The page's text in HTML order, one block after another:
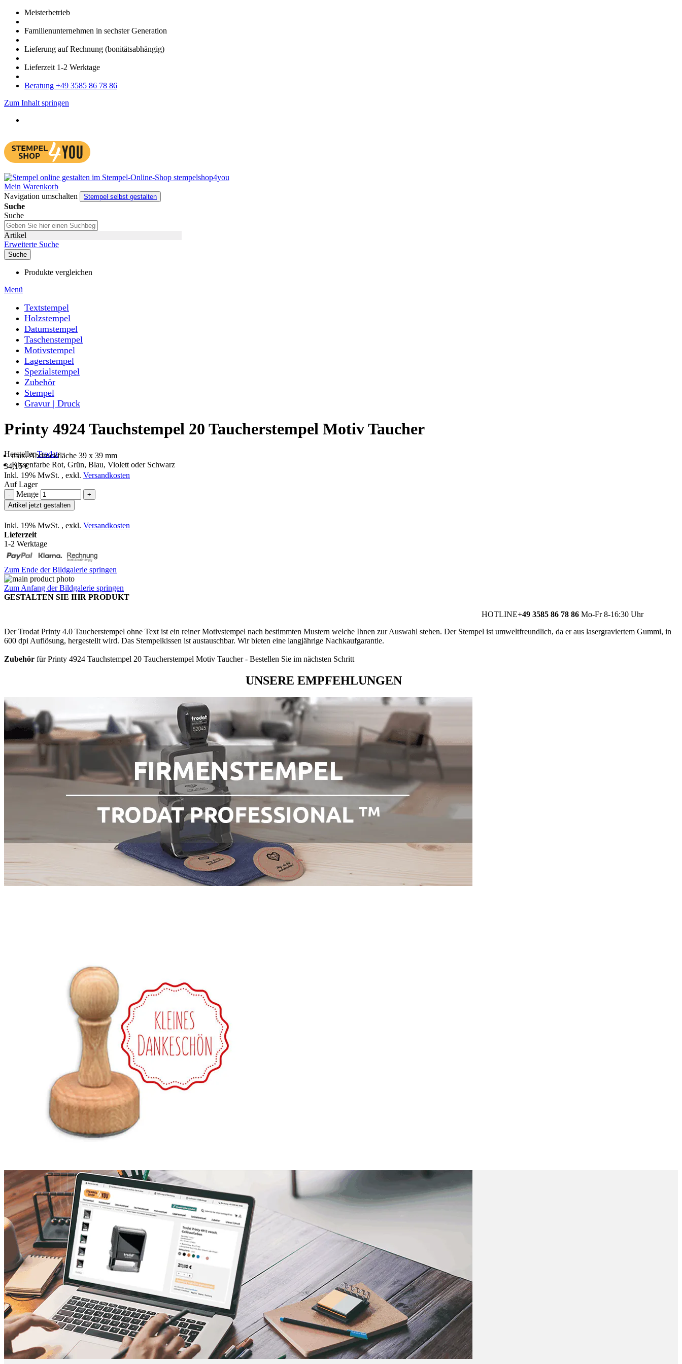
Meister­betrieb
Familien­unter­nehmen in sechster Gene­ration
Lieferung auf Rech­nung (bonitätsabhängig)
Liefer­zeit 1-2 Werk­tage
Bera­tung +49 3585 86 78 86
Zum Inhalt springen
Mein Warenkorb
Navigation umschalten
Stempel selbst gestalten
Suche
Suche
Artikel
Erweiterte Suche
Suche
Produkte vergleichen
Menü
Textstempel
Holzstempel
Datumstempel
Taschenstempel
Motivstempel
Lagerstempel
Spezialstempel
Zubehör
Stempel
Gravur | Druck
Printy 4924 Tauchstempel 20 Taucherstempel Motiv Taucher
HerstellerTrodat
max. Abdruckfläche 39 x 39 mm
Kissenfarbe Rot, Grün, Blau, Violett oder Schwarz
34,15 €
Inkl. 19% MwSt. , exkl. Versandkosten
Auf Lager
- Menge
+
Artikel jetzt gestalten
Inkl. 19% MwSt. , exkl. Versandkosten
Lieferzeit
1-2 Werktage
Zum Ende der Bildgalerie springen
Zum Anfang der Bildgalerie springen
GESTALTEN SIE IHR PRODUKT
HOTLINE+49 3585 86 78 86 Mo-Fr 8-16:30 Uhr
Der Trodat Printy 4.0 Taucherstempel ohne Text ist ein reiner Motivstempel nach bestimmten Mustern welche Ihnen zur Auswahl stehen. Der Stempel ist umweltfreundlich, da er aus lasergraviertem Gummi, in
600 dpi Auflösung, hergestellt wird. Das Stempelkissen ist austauschbar. Wir bieten eine langjährige Nachkaufgarantie.
Zubehör für Printy 4924 Tauchstempel 20 Taucherstempel Motiv Taucher - Bestellen Sie im nächsten Schritt
UNSERE EMPFEHLUNGEN